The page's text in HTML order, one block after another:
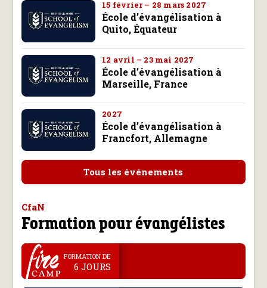
15 février – 28 mars 2027
École d’évangélisation à
Quito, Équateur
12 avril – 23 mai 2027
École d’évangélisation à
Marseille, France
2027
École d’évangélisation à
Francfort, Allemagne
Tous les événements
CfaN
Formation pour évangélistes
. FORMATION DE
6 JOURS